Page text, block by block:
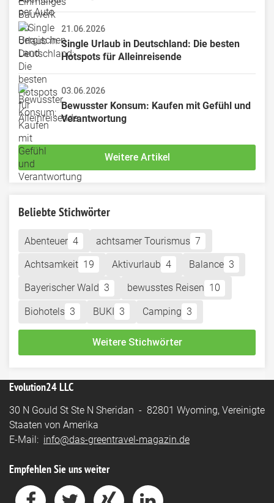
21.06.2026
Single Urlaub in Deutschland: Die besten
Hotspots für Alleinreisende
03.06.2026
Bewusster Konsum: Kaufen mit Gefühl und
Verantwortung
Weitere Artikel
Beliebte Stichwörter
Abenteuer 4 achtsamer Tourismus 7
Achtsamkeit 19 Aktivurlaub 4 Balance 3
Bayerischer Wald 3 bewusstes Reisen 10
Biohotels 3 BUKI 3 Camping 3
Weitere Stichwörter
Evolution24 LLC
30 N Gould St Ste N Sheridan - 82801 Wyoming, Vereinigte
Staaten von Amerika
E-Mail: info@das-greentravel-magazin.de
Empfehlen Sie uns weiter